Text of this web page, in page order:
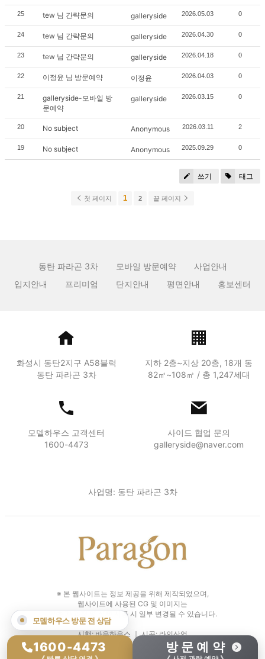
25 tew 님 간략문의 galleryside 2026.05.03 0
24 tew 님 간략문의 galleryside 2026.04.30 0
23 tew 님 간략문의 galleryside 2026.04.18 0
22 이정윤 님 방문예약 이정윤 2026.04.03 0
21
galleryside-모바일 방
문예약
galleryside 2026.03.15 0
20 No subject Anonymous 2026.03.11 2
19 No subject Anonymous 2025.09.29 0
쓰기 태그
첫 페이지 1 2 끝 페이지
동탄 파라곤 3차 모바일 방문예약
사업안내
입지안내
프리미엄 단지안내 평면안내 홍보센터
화성시 동탄2지구 A58블럭
동탄 파라곤 3차
지하 2층~지상 20층, 18개 동
82㎡~108㎡ / 총 1,247세대
모델하우스 고객센터
1600-4473
사이드 협업 문의
galleryside@naver.com
사업명: 동탄 파라곤 3차
※ 본 웹사이트는 정보 제공을 위해 제작되었으며,
웹사이트에 사용된 CG 및 이미지는
인·허가 과정 및 실제 시공 시 일부 변경될 수 있습니다.
시행: 바우하우스 ｜ 시공: 라인산업
Copyright 2026. 동탄 파라곤 3차. All Rights Reserved.
모델하우스 방문 전 상담
1600-4473 방 문 예 약